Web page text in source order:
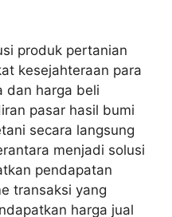
produk pertanian
kesejahteraan para
dan harga beli
pasar hasil bumi
secara langsung
menjadi solusi
pendapatan
transaksi yang
harga jual